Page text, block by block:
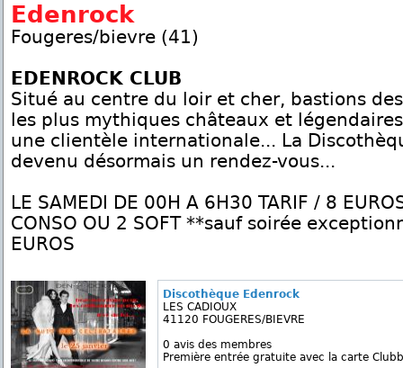
Edenrock
Fougeres/bievre (41)
EDENROCK CLUB
Situé au centre du loir et cher, bastions
les plus mythiques châteaux et
une clientèle internationale... La
devenu désormais un rendez-vous...
LE SAMEDI DE 00H A 6H30 TARIF / 8
CONSO OU 2 SOFT **sauf soirée
EUROS
Discothèque Edenrock
LES CADIOUX
41120 FOUGERES/BIEVRE
0 avis des membres
Première entrée gratuite avec la carte